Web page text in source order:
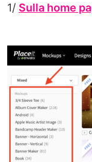
1/ Sulla home